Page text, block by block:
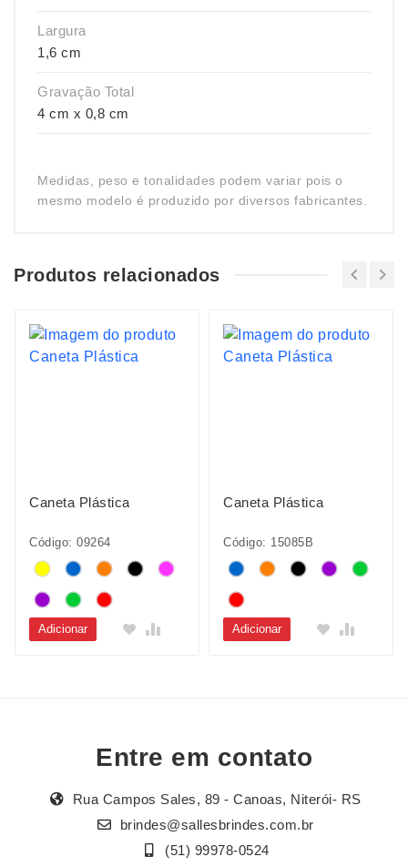
Largura
1,6 cm
Gravação Total
4 cm x 0,8 cm
Medidas, peso e tonalidades podem variar pois o
mesmo modelo é produzido por diversos fabricantes.
Produtos relacionados
Caneta Plástica
Código: 09264
Adicionar
Caneta Plástica
Código: 15085B
Adicionar
Entre em contato
Rua Campos Sales, 89 - Canoas, Niterói- RS
brindes@sallesbrindes.com.br
(51) 99978-0524